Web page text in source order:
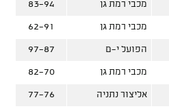
מכבי רמת גן
83-94
מכבי רמת גן
62-91
הפועל י-ם
97-87
מכבי רמת גן
82-70
אליצור נתניה
77-76